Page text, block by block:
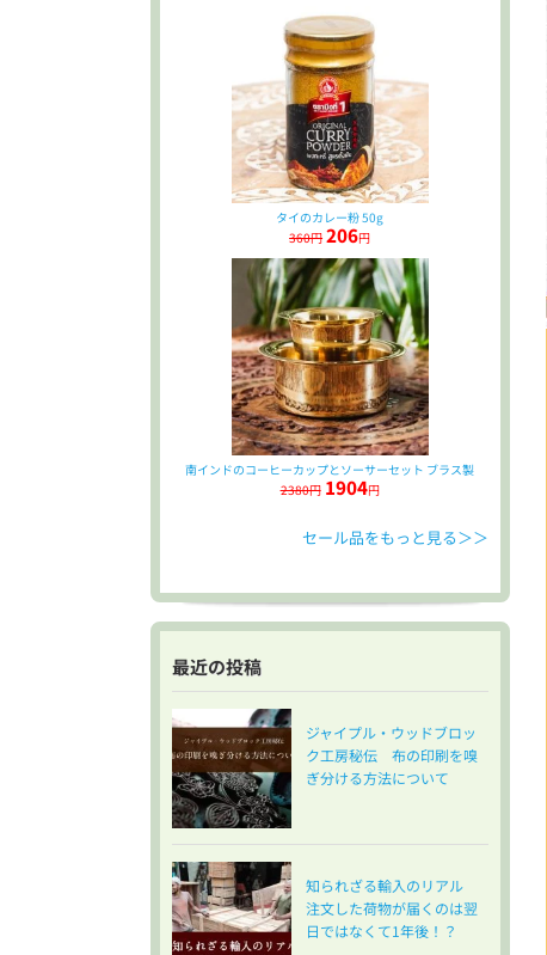
タイのカレー粉 50g
360円 206円
南インドのコーヒーカップとソーサーセット ブラス製
2380円1904円
セール品をもっと見る＞＞
最近の投稿
ジャイプル・ウッドブロッ
ク工房秘伝 布の印刷を嗅
ぎ分ける方法について
知られざる輸入のリアル
注文した荷物が届くのは翌
日ではなくて1年後！？